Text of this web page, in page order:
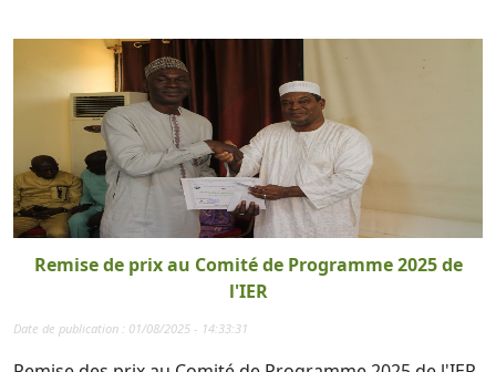
Remise de prix au Comité de Programme 2025 de
l'IER
Date de publication : 01/08/2025 - 14:33:31